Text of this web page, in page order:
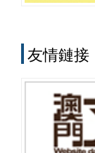
友情鏈接